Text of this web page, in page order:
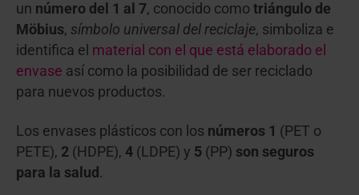
un número del 1 al 7, conocido como triángulo de
Möbius, símbolo universal del reciclaje, simboliza e
identifica el material con el que está elaborado el
envase así como la posibilidad de ser reciclado
para nuevos productos.
Los envases plásticos con los números 1 (PET o
PETE), 2 (HDPE), 4 (LDPE) y 5 (PP) son seguros
para la salud .